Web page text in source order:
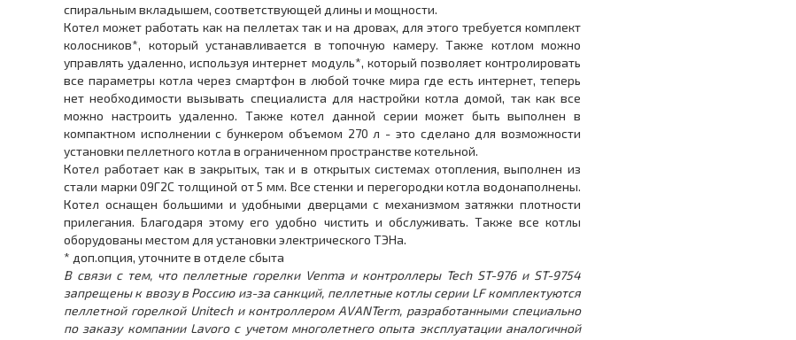
спиральным вкладышем, соответствующей длины и мощности.
Котел может работать как на пеллетах так и на дровах, для этого требуется комплект
колосников*, который устанавливается в топочную камеру. Также котлом можно
управлять удаленно, используя интернет модуль*, который позволяет контролировать
все параметры котла через смартфон в любой точке мира где есть интернет, теперь
нет необходимости вызывать специалиста для настройки котла домой, так как все
можно настроить удаленно. Также котел данной серии может быть выполнен в
компактном исполнении с бункером объемом 270 л - это сделано для возможности
установки пеллетного котла в ограниченном пространстве котельной.
Котел работает как в закрытых, так и в открытых системах отопления, выполнен из
стали марки 09Г2С толщиной от 5 мм. Все стенки и перегородки котла водонаполнены.
Котел оснащен большими и удобными дверцами с механизмом затяжки плотности
прилегания. Благодаря этому его удобно чистить и обслуживать. Также все котлы
оборудованы местом для установки электрического ТЭНа.
* доп.опция, уточните в отделе сбыта
В связи с тем, что пеллетные горелки Venma и контроллеры Tech ST-976 и ST-9754
запрещены к ввозу в Россию из-за санкций, пеллетные котлы серии LF комплектуются
пеллетной горелкой Unitech и контроллером AVANTerm, разработанными специально
по заказу компании Lavoro с учетом многолетнего опыта эксплуатации аналогичной